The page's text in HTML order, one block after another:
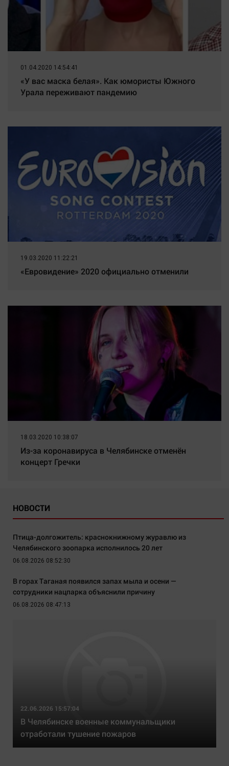
01.04.2020 14:54:41
«У вас маска белая». Как юмористы Южного
Урала переживают пандемию
19.03.2020 11:22:21
«Евровидение» 2020 официально отменили
18.03.2020 10:38:07
Из-за коронавируса в Челябинске отменён
концерт Гречки
НОВОСТИ
Птица-долгожитель: краснокнижному журавлю из
Челябинского зоопарка исполнилось 20 лет
06.08.2026 08:52:30
В горах Таганая появился запах мыла и осени —
сотрудники нацпарка объяснили причину
06.08.2026 08:47:13
22.06.2026 15:57:04
В Челябинске военные коммунальщики
отработали тушение пожаров